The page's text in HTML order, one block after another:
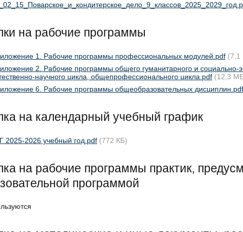
на рабочие программы
1. Рабочие программы профессиональных модулей.pdf
2. Рабочие программы общего гуманитарного и социально-
научного цикла, общепрофессионального цикла.pdf (12,3
6. Рабочие программы общеобразовательных дисциплин.pdf
на календарный учебный график
2025-2026 учебный год.pdf (772 КБ)
на рабочие программы практик,
программой